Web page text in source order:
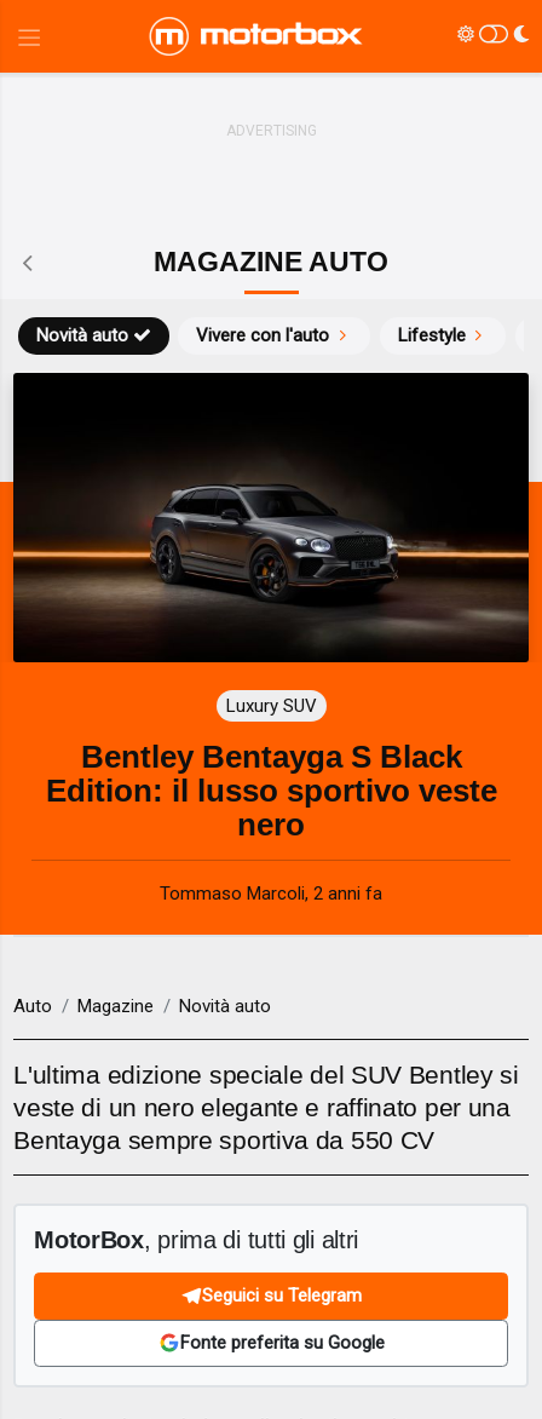
MAGAZINE AUTO
Novità auto Vivere con l'auto Lifestyle
Luxury SUV
Bentley Bentayga S Black
Edition: il lusso sportivo veste
nero
Tommaso Marcoli, 2 anni fa
Auto Magazine Novità auto
L'ultima edizione speciale del SUV Bentley si
veste di un nero elegante e raffinato per una
Bentayga sempre sportiva da 550 CV
MotorBox, prima di tutti gli altri
Seguici su Telegram
Fonte preferita su Google